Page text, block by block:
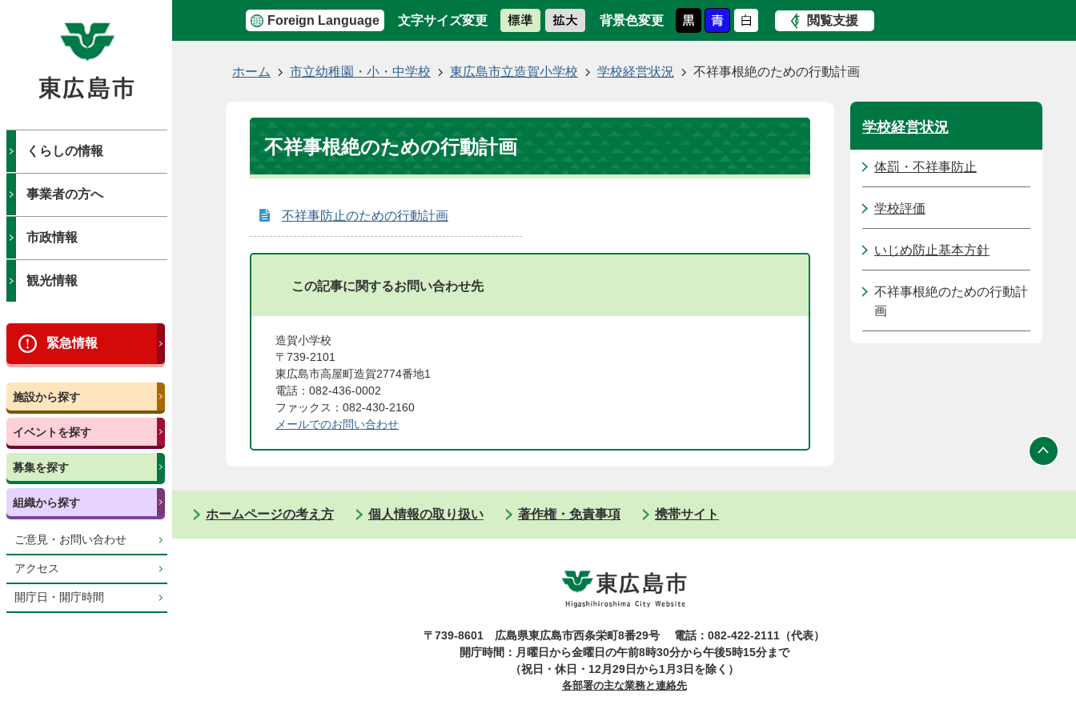
Foreign Language 文字サイズ変更 背景色変更 閲覧支援
くらしの情報
事業者の方へ
市政情報
観光情報
緊急情報
施設から探す
イベントを探す
募集を探す
組織から探す
ご意見・お問い合わせ
アクセス
開庁日・開庁時間
ホーム 市立幼稚園・小・中学校 東広島市立造賀小学校 学校経営状況 不祥事根絶のための行動計画
不祥事根絶のための行動計画
不祥事防止のための行動計画
この記事に関するお問い合わせ先
造賀小学校
〒739-2101
東広島市高屋町造賀2774番地1
電話：082-436-0002
ファックス：082-430-2160
メールでのお問い合わせ
学校経営状況
体罰・不祥事防止
学校評価
いじめ防止基本方針
不祥事根絶のための行動計
画
ホームページの考え方 個人情報の取り扱い 著作権・免責事項 携帯サイト
〒739-8601 広島県東広島市西条栄町8番29号
電話：082-422-2111（代表）
開庁時間：月曜日から金曜日の午前8時30分から午後5時15分まで
（祝日・休日・12月29日から1月3日を除く）
各部署の主な業務と連絡先